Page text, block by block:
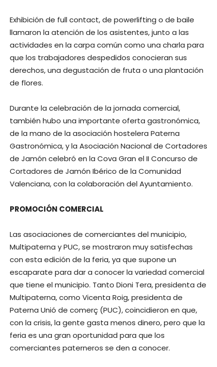
Exhibición de full contact, de powerlifting o de baile
llamaron la atención de los asistentes, junto a las
actividades en la carpa común como una charla para
que los trabajadores despedidos conocieran sus
derechos, una degustación de fruta o una plantación
de flores.
Durante la celebración de la jornada comercial,
también hubo una importante oferta gastronómica,
de la mano de la asociación hostelera Paterna
Gastronómica, y la Asociación Nacional de Cortadores
de Jamón celebró en la Cova Gran el II Concurso de
Cortadores de Jamón Ibérico de la Comunidad
Valenciana, con la colaboración del Ayuntamiento.
PROMOCIÓN COMERCIAL
Las asociaciones de comerciantes del municipio,
Multipaterna y PUC, se mostraron muy satisfechas
con esta edición de la feria, ya que supone un
escaparate para dar a conocer la variedad comercial
que tiene el municipio. Tanto Dioni Tera, presidenta de
Multipaterna, como Vicenta Roig, presidenta de
Paterna Unió de comerç (PUC), coincidieron en que,
con la crisis, la gente gasta menos dinero, pero que la
feria es una gran oportunidad para que los
comerciantes paterneros se den a conocer.